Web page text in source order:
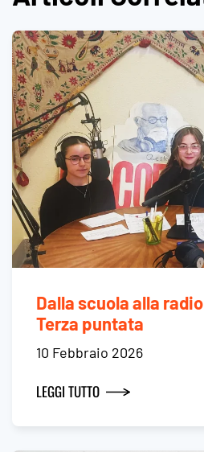
Dalla scuola alla
Terza puntata
10 Febbraio 2026
LEGGI TUTTO